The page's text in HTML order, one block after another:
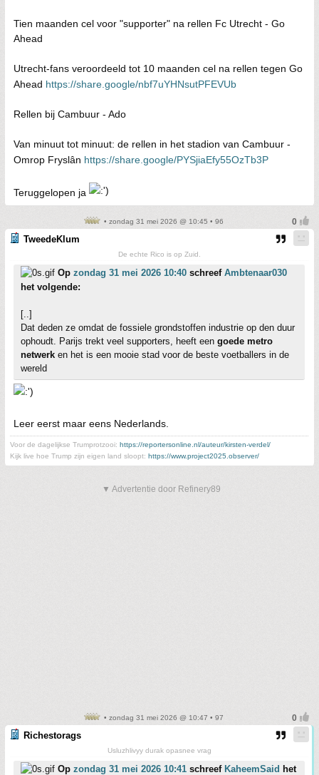
Tien maanden cel voor "supporter" na rellen Fc Utrecht - Go
Ahead
Utrecht-fans veroordeeld tot 10 maanden cel na rellen tegen Go
Ahead https://share.google/nbf7uYHNsutPFEVUb
Rellen bij Cambuur - Ado
Van minuut tot minuut: de rellen in het stadion van Cambuur -
Omrop Fryslân https://share.google/PYSjiaEfy55OzTb3P
Teruggelopen ja
• zondag 31 mei 2026 @ 10:45 • 96
TweedeKlum
De echte Rico is op Zuid.
Op zondag 31 mei 2026 10:40 schreef Ambtenaar030
het volgende:
[..]
Dat deden ze omdat de fossiele grondstoffen industrie op den duur
ophoudt. Parijs trekt veel supporters, heeft een goede metro
netwerk en het is een mooie stad voor de beste voetballers in de
wereld
Leer eerst maar eens Nederlands.
Voor de dagelijkse Trumprotzooi: https://reportersonline.nl/auteur/kirsten-verdel/
Kijk live hoe Trump zijn eigen land sloopt: https://www.project2025.observer/
▼ Advertentie door Refinery89
• zondag 31 mei 2026 @ 10:47 • 97
Richestorags
Usluzhlivyy durak opasnee vrag
Op zondag 31 mei 2026 10:41 schreef KaheemSaid het